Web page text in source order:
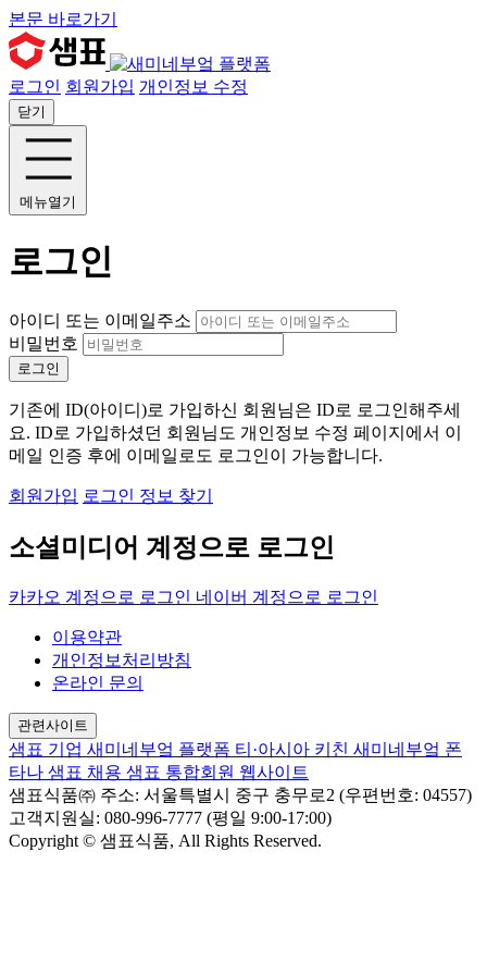
본문 바로가기
로그인 회원가입 개인정보 수정
닫기
메뉴열기
로그인
아이디 또는 이메일주소
비밀번호
로그인
기존에 ID(아이디)로 가입하신 회원님은 ID로 로그인해주세
요. ID로 가입하셨던 회원님도 개인정보 수정 페이지에서 이
메일 인증 후에 이메일로도 로그인이 가능합니다.
회원가입 로그인 정보 찾기
소셜미디어 계정으로 로그인
카카오 계정으로 로그인 네이버 계정으로 로그인
이용약관
개인정보처리방침
온라인 문의
관련사이트
샘표 기업 새미네부엌 플랫폼 티·아시아 키친 새미네부엌 폰
타나 샘표 채용 샘표 통합회원 웹사이트
샘표식품㈜ 주소: 서울특별시 중구 충무로2 (우편번호: 04557)
고객지원실: 080-996-7777 (평일 9:00-17:00)
Copyright © 샘표식품, All Rights Reserved.